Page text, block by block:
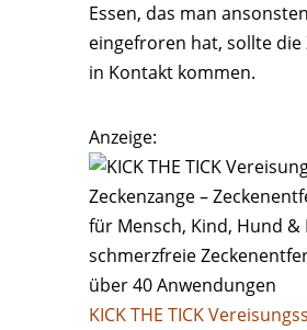
Essen, das man
eingefroren hat, sollte die
in Kontakt kommen.
Anzeige:
KICK THE TICK